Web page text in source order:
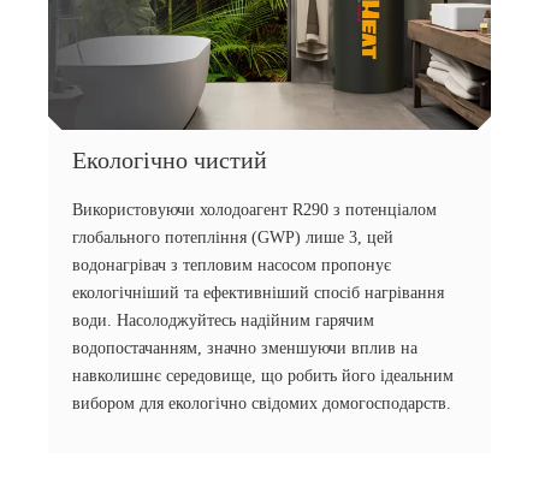
Екологічно чистий
Використовуючи холодоагент R290 з потенціалом
глобального потепління (GWP) лише 3, цей
водонагрівач з тепловим насосом пропонує
екологічніший та ефективніший спосіб нагрівання
води. Насолоджуйтесь надійним гарячим
водопостачанням, значно зменшуючи вплив на
навколишнє середовище, що робить його ідеальним
вибором для екологічно свідомих домогосподарств.